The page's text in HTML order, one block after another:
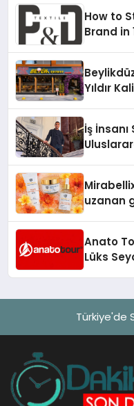
How to
Brand in
Yıldır
İş
uzanan
Anato
Lüks
Türkiye'de